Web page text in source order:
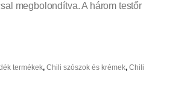
megbolondítva. A három testőr
termékek, Chili szószok és krémek, Chili